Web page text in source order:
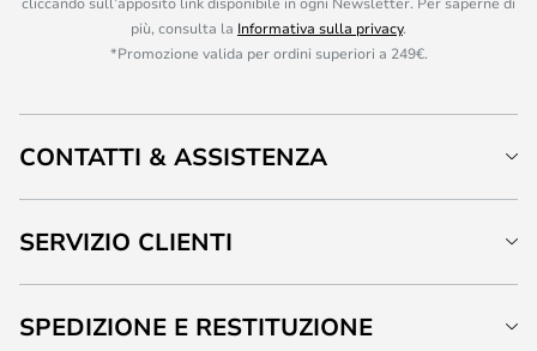
più, consulta la Informativa sulla privacy.
*Promozione valida per ordini superiori a 249€.
CONTATTI & ASSISTENZA
SERVIZIO CLIENTI
SPEDIZIONE E RESTITUZIONE